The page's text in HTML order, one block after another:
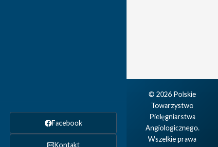
Facebook
Kontakt
© 2026 Polskie
Towarzystwo
Pielęgniarstwa
Angiologicznego.
Wszelkie prawa